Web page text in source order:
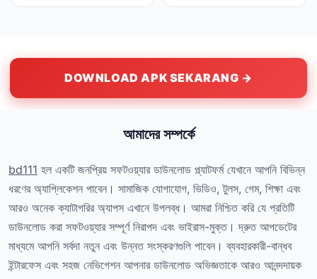
DOWNLOAD APK SEKARANG →
আমাদের সম্পর্কে
bd111 হল একটি জনপ্রিয় সফটওয়্যার ডাউনলোড প্ল্যাটফর্ম যেখানে আপনি বিভিন্ন
ধরণের অ্যাপ্লিকেশন পাবেন। সামাজিক যোগাযোগ, ভিডিও, টুলস, গেম, শিক্ষা এবং
আরও অনেক ক্যাটাগরির অ্যাপস এখানে উপলব্ধ। আমরা নিশ্চিত করি যে প্রতিটি
ডাউনলোড করা সফটওয়্যার সম্পূর্ণ নিরাপদ এবং ভাইরাস-মুক্ত। দ্রুত আপডেটের
মাধ্যমে আপনি সর্বদা নতুন এবং উন্নত সংস্করণগুলি পাবেন। ব্যবহারকারী-বান্ধব
ইন্টারফেস এবং সহজ নেভিগেশন আপনার ডাউনলোড অভিজ্ঞতাকে আরও আনন্দদায়ক